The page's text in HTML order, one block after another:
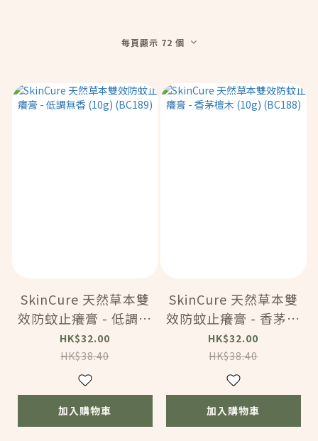
每頁顯示 72 個
SkinCure 天然草本雙
效防蚊止癢膏 - 低調無
香 (10g) (BC189)
HK$32.00
HK$38.40
加入購物車
SkinCure 天然草本雙
效防蚊止癢膏 - 香茅檀
木 (10g) (BC188)
HK$32.00
HK$38.40
加入購物車